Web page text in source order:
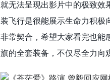
就无法呈现出影片中的极致效
装飞行是很能展示生命力积极
非常契合，希望大家看完也能
旗的全套装备，不仅尽全力向